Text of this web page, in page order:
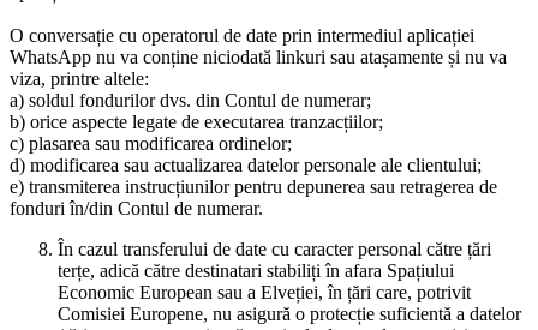
O conversație cu operatorul de date prin intermediul aplicației
WhatsApp nu va conține niciodată linkuri sau atașamente și nu va
viza, printre altele:
a) soldul fondurilor dvs. din Contul de numerar;
b) orice aspecte legate de executarea tranzacțiilor;
c) plasarea sau modificarea ordinelor;
d) modificarea sau actualizarea datelor personale ale clientului;
e) transmiterea instrucțiunilor pentru depunerea sau retragerea de
fonduri în/din Contul de numerar.
În cazul transferului de date cu caracter personal către țări
terțe, adică către destinatari stabiliți în afara Spațiului
Economic European sau a Elveției, în țări care, potrivit
Comisiei Europene, nu asigură o protecție suficientă a datelor